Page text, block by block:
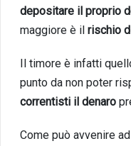
depositare il proprio
maggiore è il rischio
Il timore è infatti
punto da non poter
correntisti il denaro
Come può avvenire